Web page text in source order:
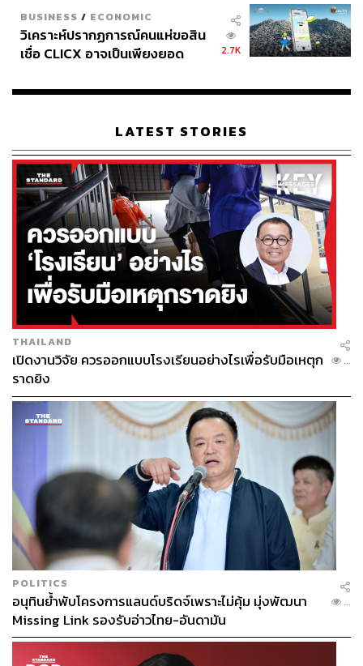
BUSINESS / ECONOMIC
วิเคราะห์ปรากฏการณ์คนแห่ขอสิน
เชื่อ CLICX อาจเป็นเพียงยอด
เรือนไทยที่ถูกซุกไว้
2.7K
LATEST STORIES
THAILAND
เปิดงานวิจัย ควรออกแบบโรงเรียนอย่างไรเพื่อรับมือเหตุก
ราดยิง
...
POLITICS
อนุทินย้ำพับโครงการแลนด์บริดจ์เพราะไม่คุ้ม มุ่งพัฒนา
Missing Link รองรับอ่าวไทย-อันดามัน
...